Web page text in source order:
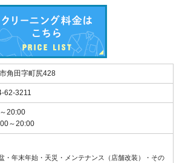
角田字町尻428
62-3211
20:00
～20:00
・年末年始・天災・メンテナンス（店舗改装）・その